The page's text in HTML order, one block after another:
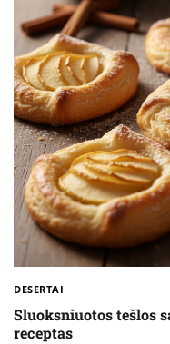
DESERTAI
Sluoksniuotos tešlos
receptas